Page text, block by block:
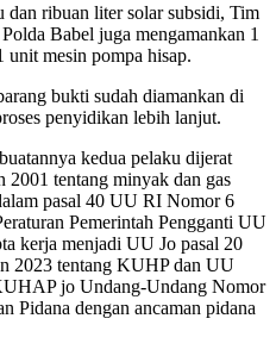
dan ribuan liter solar subsidi, Tim
Babel juga mengamankan 1
mesin pompa hisap.
bukti sudah diamankan di
penyidikan lebih lanjut.
kedua pelaku dijerat
tentang minyak dan gas
pasal 40 UU RI Nomor 6
Pemerintah Pengganti UU
kerja menjadi UU Jo pasal 20
2023 tentang KUHP dan UU
jo Undang-Undang Nomor
Pidana dengan ancaman pidana